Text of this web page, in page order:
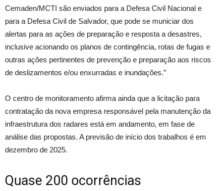
Cemaden/MCTI são enviados para a Defesa Civil Nacional e
para a Defesa Civil de Salvador, que pode se municiar dos
alertas para as ações de preparação e resposta a desastres,
inclusive acionando os planos de contingência, rotas de fugas e
outras ações pertinentes de prevenção e preparação aos riscos
de deslizamentos e/ou enxurradas e inundações.”
O centro de monitoramento afirma ainda que a licitação para
contratação da nova empresa responsável pela manutenção da
infraestrutura dos radares está em andamento, em fase de
análise das propostas. A previsão de início dos trabalhos é em
dezembro de 2025.
Quase 200 ocorrências